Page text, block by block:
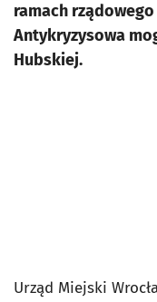
ramach
Antykryzysowa
Hubskiej.
Urząd Miejski